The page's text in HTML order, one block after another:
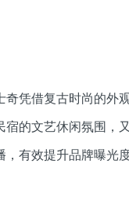
凭借复古时尚的外
的文艺休闲氛围，
有效提升品牌曝光